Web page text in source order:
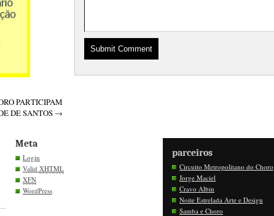
PARTICIPAM
DE SANTOS→
Meta
Login
Valid XHTML
XFN
WordPress
parceiros
Circuito Metropolitano do Choro
Jorge Maciel
Cravo Albin
Noite Estrelada Arte e Design
Samba e Choro